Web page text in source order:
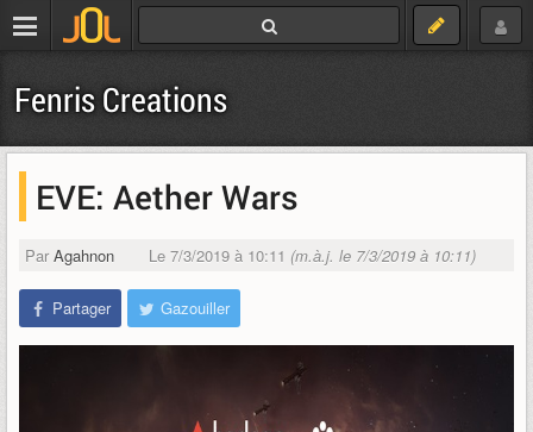
Fenris Creations
EVE: Aether Wars
Par Agahnon Le 7/3/2019 à 10:11 (m.à.j. le 7/3/2019 à 10:11)
Partager Gazouiller